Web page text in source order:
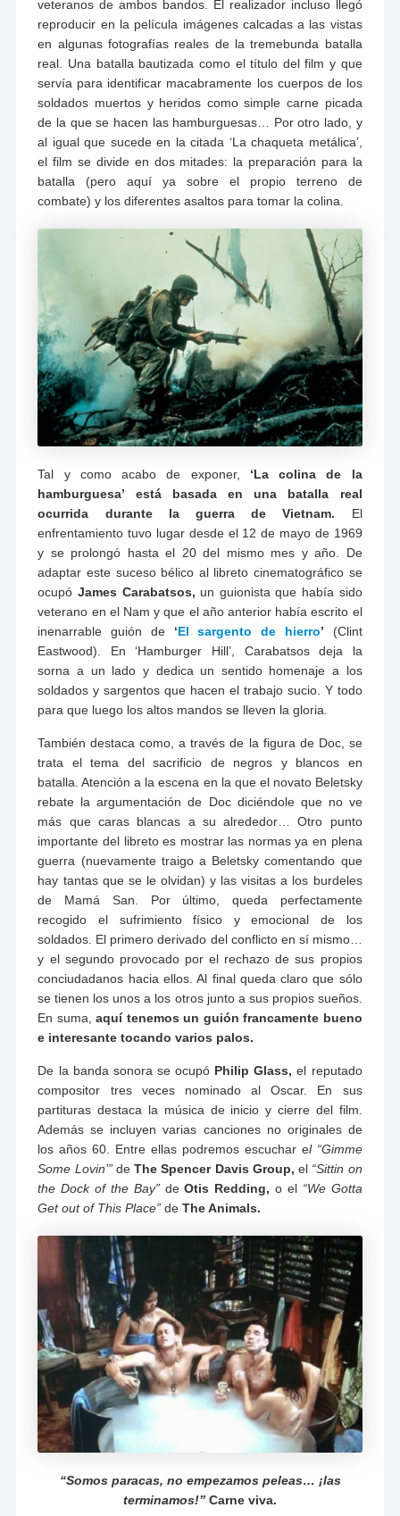
veteranos de ambos bandos. El realizador incluso llegó
reproducir en la película imágenes calcadas a las vistas
en algunas fotografías reales de la tremebunda batalla
real. Una batalla bautizada como el título del film y que
servía para identificar macabramente los cuerpos de los
soldados muertos y heridos como simple carne picada
de la que se hacen las hamburguesas… Por otro lado, y
al igual que sucede en la citada ‘La chaqueta metálica’,
el film se divide en dos mitades: la preparación para la
batalla (pero aquí ya sobre el propio terreno de
combate) y los diferentes asaltos para tomar la colina.
Tal y como acabo de exponer, ‘La colina de la
hamburguesa’ está basada en una batalla real
ocurrida durante la guerra de Vietnam. El
enfrentamiento tuvo lugar desde el 12 de mayo de 1969
y se prolongó hasta el 20 del mismo mes y año. De
adaptar este suceso bélico al libreto cinematográfico se
ocupóJames Carabatsos, un guionista que había sido
veterano en el Nam y que el año anterior había escrito el
inenarrable guión de ‘El sargento de hierro’ (Clint
Eastwood). En ‘Hamburger Hill’, Carabatsos deja la
sorna a un lado y dedica un sentido homenaje a los
soldados y sargentos que hacen el trabajo sucio. Y todo
para que luego los altos mandos se lleven la gloria.
También destaca como, a través de la figura de Doc, se
trata el tema del sacrificio de negros y blancos en
batalla. Atención a la escena en la que el novato Beletsky
rebate la argumentación de Doc diciéndole que no ve
más que caras blancas a su alrededor… Otro punto
importante del libreto es mostrar las normas ya en plena
guerra (nuevamente traigo a Beletsky comentando que
hay tantas que se le olvidan) y las visitas a los burdeles
de Mamá San. Por último, queda perfectamente
recogido el sufrimiento físico y emocional de los
soldados. El primero derivado del conflicto en sí mismo…
y el segundo provocado por el rechazo de sus propios
conciudadanos hacia ellos. Al final queda claro que sólo
se tienen los unos a los otros junto a sus propios sueños.
En suma, aquí tenemos un guión francamente bueno
e interesante tocando varios palos.
De la banda sonora se ocupó Philip Glass, el reputado
compositor tres veces nominado al Oscar. En sus
partituras destaca la música de inicio y cierre del film.
Además se incluyen varias canciones no originales de
los años 60. Entre ellas podremos escuchar el “Gimme
Some Lovin’”deThe Spencer Davis Group, el “Sittin on
the Dock of the Bay”deOtis Redding, o el “We Gotta
Get out of This Place” deThe Animals.
“Somos paracas, no empezamos peleas… ¡las
terminamos!” Carne viva.